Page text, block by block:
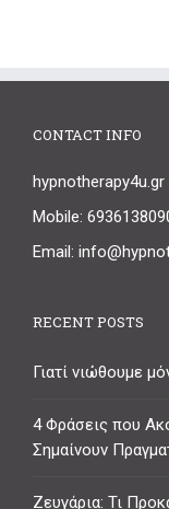
CONTACT INFO
hypnotherapy4u.gr
Mobile:
Email:
RECENT POSTS
Γιατί νιώθουμε
4 Φράσεις που
Σημαίνουν
Ζευγάρια: Τι